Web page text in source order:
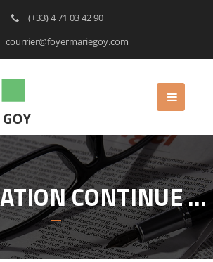
(+33) 4 71 03 42 90
courrier@foyermariegoy.com
CONTINUE …